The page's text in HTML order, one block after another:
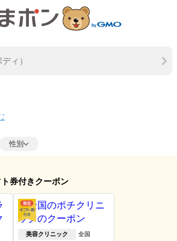
ィ）
性別
券付きクーポン
美容クリニック 全国